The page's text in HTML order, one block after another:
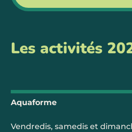
Les activités
Aquaforme
Vendredis, samedis et